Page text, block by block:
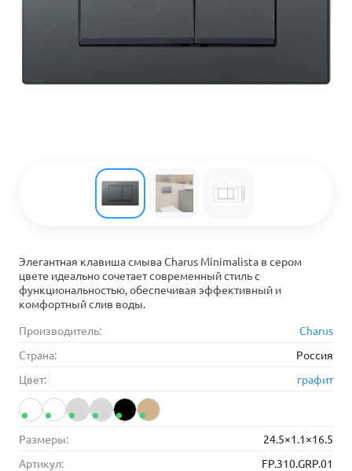
Элегантная клавиша смыва Charus Minimalista в сером
цвете идеально сочетает современный стиль с
функциональностью, обеспечивая эффективный и
комфортный слив воды.
Производитель:
Charus
Страна:
Россия
Цвет:
графит
Размеры:
24.5×1.1×16.5
Артикул:
FP.310.GRP.01